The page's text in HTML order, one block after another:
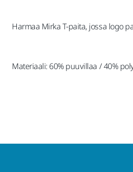
Harmaa Mirka T-paita, jossa logo
Materiaali: 60% puuvillaa / 40%